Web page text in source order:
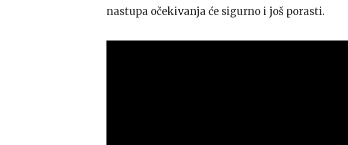
nastupa očekivanja će sigurno i još porasti.